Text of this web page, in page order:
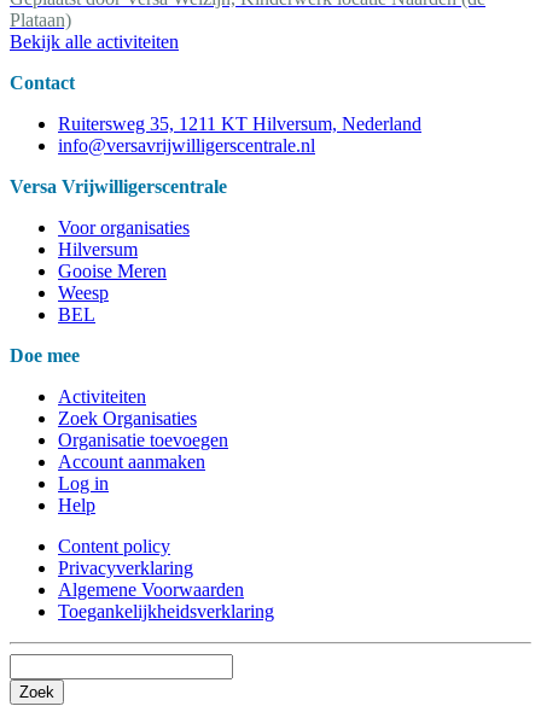
Plataan)
Bekijk alle activiteiten
Contact
Ruitersweg 35, 1211 KT Hilversum, Nederland
info@versavrijwilligerscentrale.nl
Versa Vrijwilligerscentrale
Voor organisaties
Hilversum
Gooise Meren
Weesp
BEL
Doe mee
Activiteiten
Zoek Organisaties
Organisatie toevoegen
Account aanmaken
Log in
Help
Content policy
Privacyverklaring
Algemene Voorwaarden
Toegankelijkheidsverklaring
Zoek